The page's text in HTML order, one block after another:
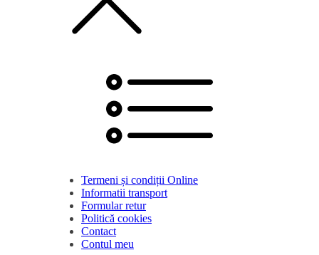
Termeni și condiții Online
Informatii transport
Formular retur
Politică cookies
Contact
Contul meu